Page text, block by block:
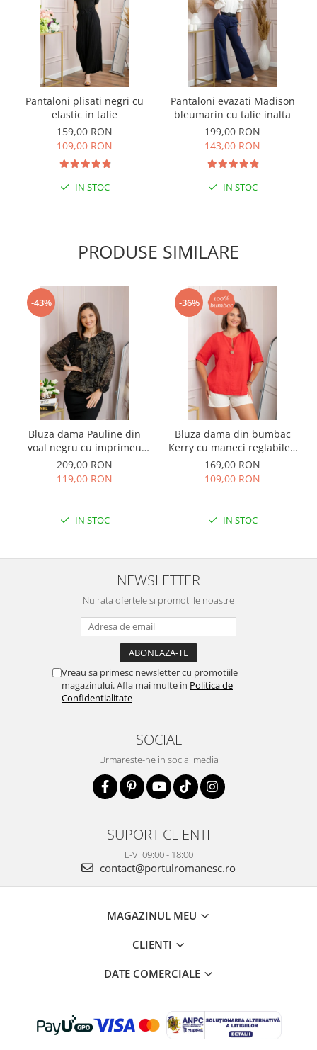
Pantaloni plisati negri cu
elastic in talie
159,00 RON
109,00 RON
IN STOC
Pantaloni evazati Madison
bleumarin cu talie inalta
199,00 RON
143,00 RON
IN STOC
PRODUSE SIMILARE
-43%
Bluza dama Pauline din
voal negru cu imprimeu
floral auriu
209,00 RON
119,00 RON
IN STOC
-36%
Bluza dama din bumbac
Kerry cu maneci reglabile -
Rosu
169,00 RON
109,00 RON
IN STOC
NEWSLETTER
Nu rata ofertele si promotiile noastre
Vreau sa primesc newsletter cu promotiile
magazinului. Afla mai multe in Politica de
Confidentialitate
SOCIAL
Urmareste-ne in social media
SUPORT CLIENTI
L-V: 09:00 - 18:00
contact@portulromanesc.ro
MAGAZINUL MEU
CLIENTI
DATE COMERCIALE